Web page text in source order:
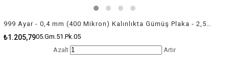
999 Ayar - 0,4 mm (400 Mikron) Kalınlıkta Gümüş Plaka - 2,5 cm / 2,5 cm Ebatlarında
₺1.205,7905.Gm.51.Pk.05
Azalt
Artır